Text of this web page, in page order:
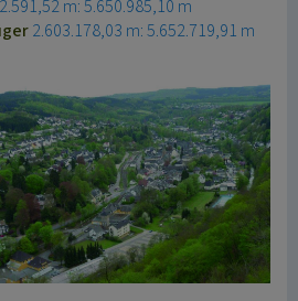
m: 5.650.985,10 m
2.603.178,03 m: 5.652.719,91 m